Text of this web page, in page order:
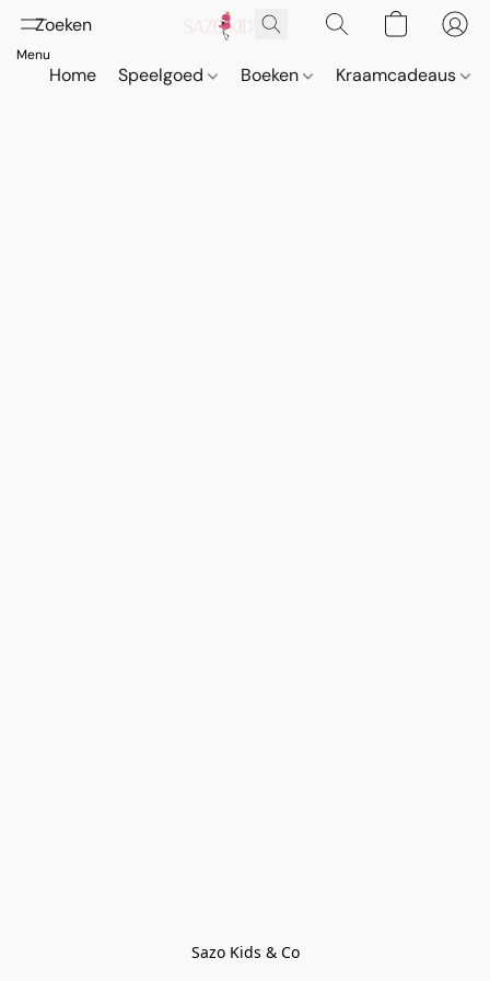
Home Speelgoed Boeken Kraamcadeaus
Sazo Kids & Co